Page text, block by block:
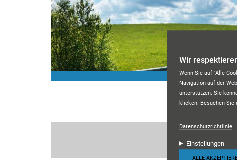
Wir
Wenn Sie auf "Alle
Navigation auf der
unterstützen. Sie
klicken. Besuchen Sie
Datenschutzrichtlinie
Einstellungen
ALLE